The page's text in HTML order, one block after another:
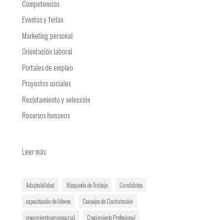
Competencias
Eventos y ferias
Marketing personal
Orientación laboral
Portales de empleo
Proyectos sociales
Reclutamiento y selección
Recursos humanos
Leer más:
forma
de
Adaptabilidad Búsqueda de Trabajo
Candidatos
capacitación de líderes
Consejos de Contratación
crecimiento empresarial
Crecimiento Profesional